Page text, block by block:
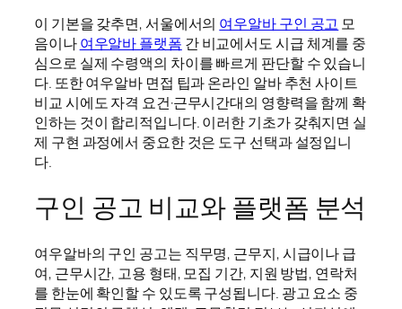
이 기본을 갖추면, 서울에서의 여우알바 구인 공고 모
음이나여우알바 플랫폼 간 비교에서도 시급 체계를 중
심으로 실제 수령액의 차이를 빠르게 판단할 수 있습니
다. 또한 여우알바 면접 팁과 온라인 알바 추천 사이트
비교 시에도 자격 요건·근무시간대의 영향력을 함께 확
인하는 것이 합리적입니다. 이러한 기초가 갖춰지면 실
제 구현 과정에서 중요한 것은 도구 선택과 설정입니
다.
구인 공고 비교와 플랫폼 분석
여우알바의 구인 공고는 직무명, 근무지, 시급이나 급
여, 근무시간, 고용 형태, 모집 기간, 지원 방법, 연락처
를 한눈에 확인할 수 있도록 구성됩니다. 광고 요소 중